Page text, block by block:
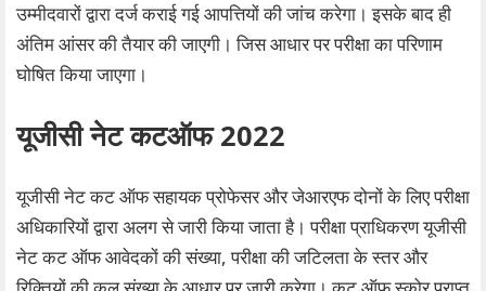
उम्मीदवारों द्वारा दर्ज कराई गई आपत्तियों की जांच करेगा। इसके बाद ही
अंतिम आंसर की तैयार की जाएगी। जिस आधार पर परीक्षा का परिणाम
घोषित किया जाएगा।
यूजीसी नेट कटऑफ 2022
यूजीसी नेट कट ऑफ सहायक प्रोफेसर और जेआरएफ दोनों के लिए परीक्षा
अधिकारियों द्वारा अलग से जारी किया जाता है। परीक्षा प्राधिकरण यूजीसी
नेट कट ऑफ आवेदकों की संख्या, परीक्षा की जटिलता के स्तर और